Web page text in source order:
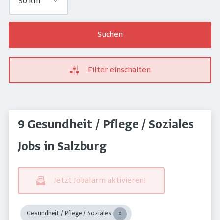
Suchen
Filter einschalten
9 Gesundheit / Pflege / Soziales
Jobs in Salzburg
Jetzt Jobalarm aktivieren!
Gesundheit / Pflege / Soziales